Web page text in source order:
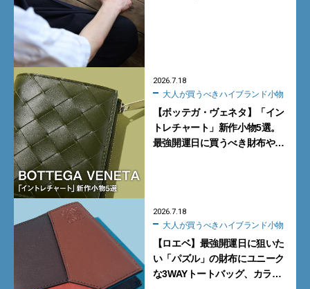
2026.7.18
大人が買うべきハイブランド小物
【ボッテガ・ヴェネタ】「イン
トレチャート」新作小物5選。
最強開運日に買うべき財布や新
2026.7.18
大人が買うべきハイブランド小物
【ロエベ】最強開運日に狙いた
い「パズル」の財布にユニーク
な3WAYトートバッグ、カラフ